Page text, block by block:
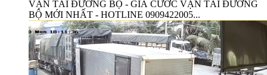
VẬN TẢI ĐƯỜNG BỘ - GIÁ CƯỚC VẬN TẢI ĐƯỜNG
BỘ MỚI NHẤT - HOTLINE 0909422005...